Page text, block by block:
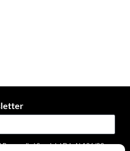
ai Sensi del D.L. N.196/03 e